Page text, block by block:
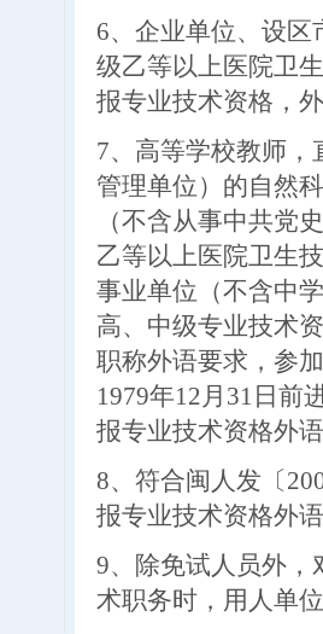
6、企业单位、设
级乙等以上医院卫
报专业技术资格，
7、高等学校教师
管理单位）的自然
（不含从事中共党
乙等以上医院卫生
事业单位（不含中
高、中级专业技术
职称外语要求，参
1979年12月31日前
报专业技术资格外
8、符合闽人发〔
报专业技术资格外
9、除免试人员外
术职务时，用人单